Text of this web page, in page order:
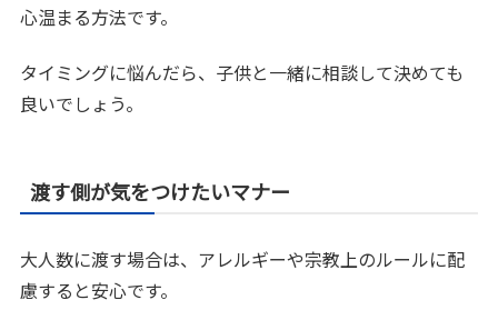
心温まる方法です。
タイミングに悩んだら、子供と一緒に相談して決めても
良いでしょう。
渡す側が気をつけたいマナー
大人数に渡す場合は、アレルギーや宗教上のルールに配
慮すると安心です。